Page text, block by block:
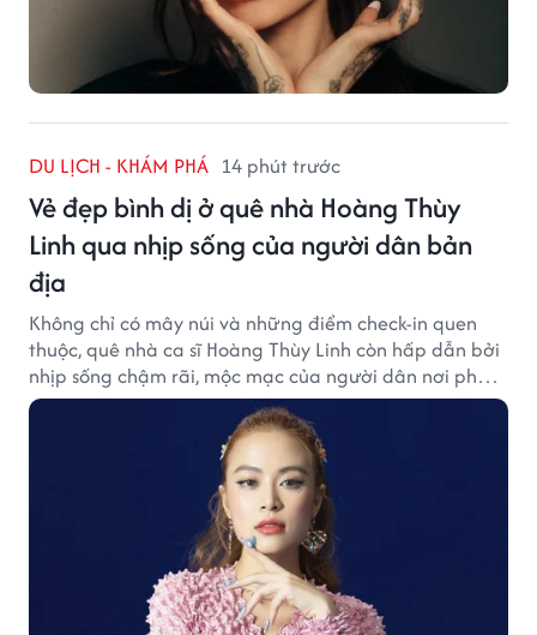
DU LỊCH - KHÁM PHÁ 14 phút trước
Vẻ đẹp bình dị ở quê nhà Hoàng Thùy
Linh qua nhịp sống của người dân bản
địa
Không chỉ có mây núi và những điểm check-in quen
thuộc, quê nhà ca sĩ Hoàng Thùy Linh còn hấp dẫn bởi
nhịp sống chậm rãi, mộc mạc của người dân nơi phố
núi.